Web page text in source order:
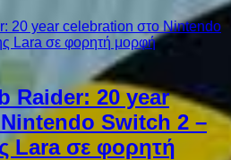
Raider: 20 year
Switch 2 –
Lara σε φορητή